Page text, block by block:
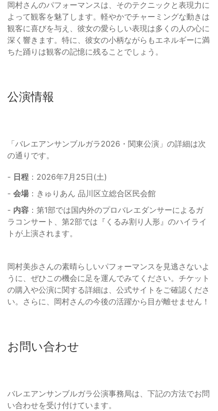
岡村さんのパフォーマンスは、そのテクニックと表現力に
よって観客を魅了します。軽やかでチャーミングな動きは
観客に喜びを与え、彼女の愛らしい表現は多くの人の心に
深く響きます。特に、彼女の小柄ながらもエネルギーに満
ちた踊りは観客の記憶に残ることでしょう。
公演情報
「バレエアンサンブルガラ2026・関東公演」の詳細は次
の通りです。
- 日程 ：2026年7月25日(土)
- 会場 ：きゅりあん 品川区立総合区民会館
- 内容 ：第1部では国内外のプロバレエダンサーによるガ
ラコンサート、第2部では『くるみ割り人形』のハイライ
トが上演されます。
岡村美歩さんの素晴らしいパフォーマンスを見逃さないよ
うに、ぜひこの機会に足を運んでみてください。チケット
の購入や公演に関する詳細は、公式サイトをご確認くださ
い。さらに、岡村さんの今後の活躍から目が離せません！
お問い合わせ
バレエアンサンブルガラ公演事務局は、下記の方法でお問
い合わせを受け付けています。